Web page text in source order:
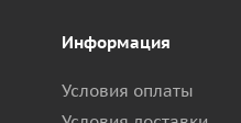
Информация
Условия оплаты